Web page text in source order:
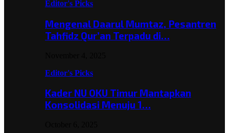
Editor's Picks
Mengenal Daarul Mumtaz, Pesantren
Tahfidz Qur’an Terpadu di…
Editor's Picks
Kader NU OKU Timur Mantapkan
Konsolidasi Menuju 1…